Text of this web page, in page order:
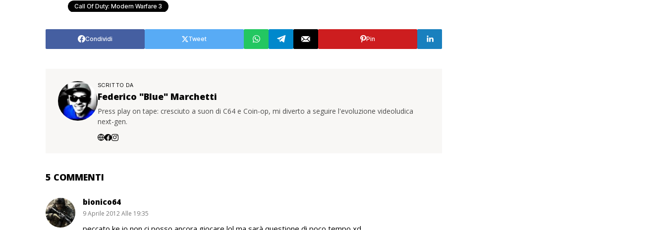
Call Of Duty: Modern Warfare 3
Condividi Tweet Pin
SCRITTO DA
Federico "Blue" Marchetti
Press play on tape: cresciuto a suon di C64 e Coin-op, mi diverto a seguire l'evoluzione videoludica
next-gen.
5 COMMENTI
bionico64
9 Aprile 2012 Alle 19:35